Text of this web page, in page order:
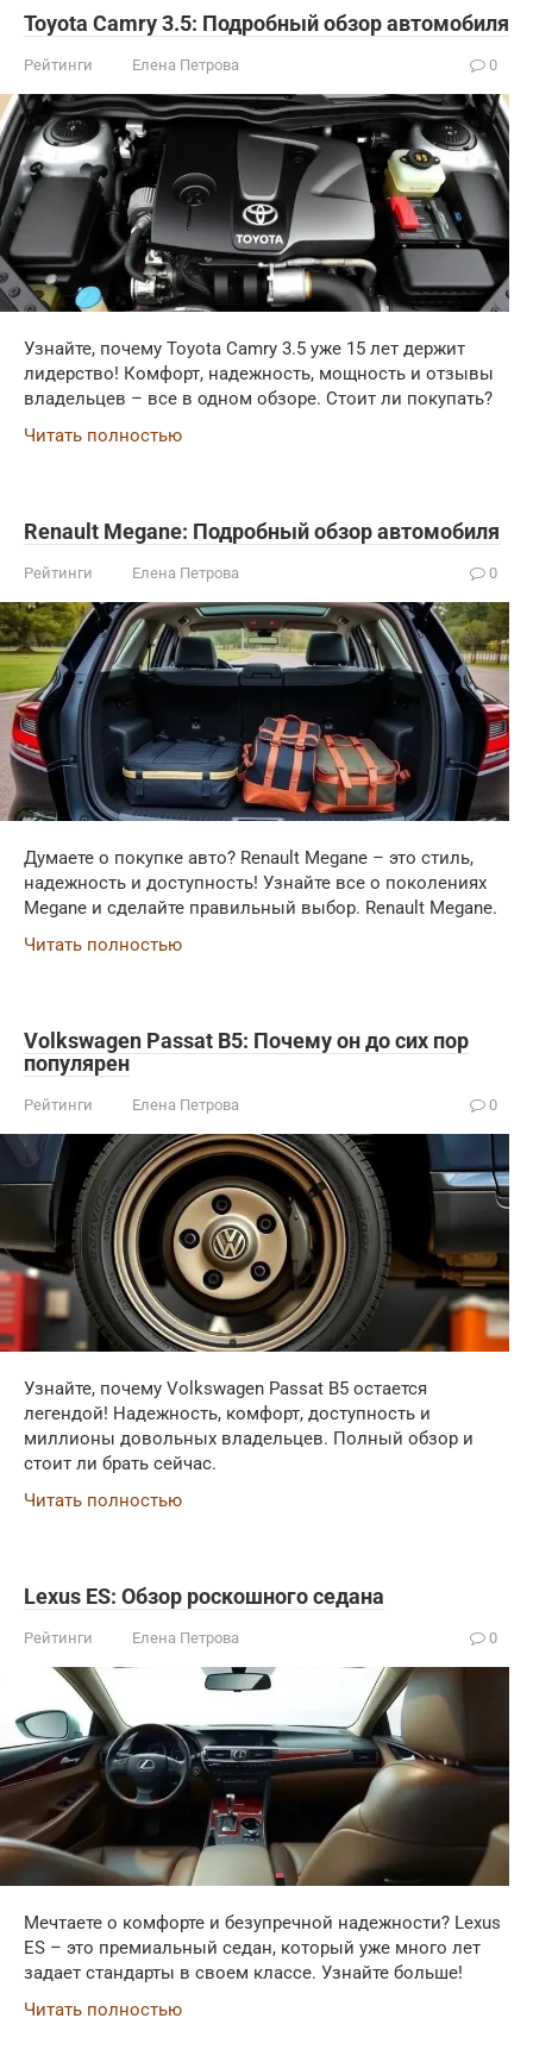
Toyota Camry 3.5: Подробный обзор автомобиля
Рейтинги Елена Петрова 0
Узнайте, почему Toyota Camry 3.5 уже 15 лет держит
лидерство! Комфорт, надежность, мощность и отзывы
владельцев – все в одном обзоре. Стоит ли покупать?
Читать полностью
Renault Megane: Подробный обзор автомобиля
Рейтинги Елена Петрова 0
Думаете о покупке авто? Renault Megane – это стиль,
надежность и доступность! Узнайте все о поколениях
Megane и сделайте правильный выбор. Renault Megane.
Читать полностью
Volkswagen Passat B5: Почему он до сих пор
популярен
Рейтинги Елена Петрова 0
Узнайте, почему Volkswagen Passat B5 остается
легендой! Надежность, комфорт, доступность и
миллионы довольных владельцев. Полный обзор и
стоит ли брать сейчас.
Читать полностью
Lexus ES: Обзор роскошного седана
Рейтинги Елена Петрова 0
Мечтаете о комфорте и безупречной надежности? Lexus
ES – это премиальный седан, который уже много лет
задает стандарты в своем классе. Узнайте больше!
Читать полностью